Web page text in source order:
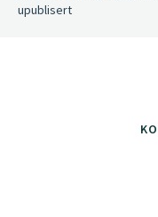
upublisert